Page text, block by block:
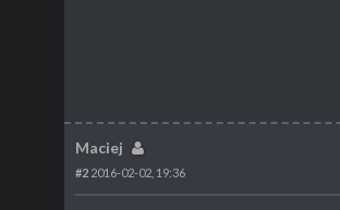
Maciej
#2 2016-02-02, 19:36